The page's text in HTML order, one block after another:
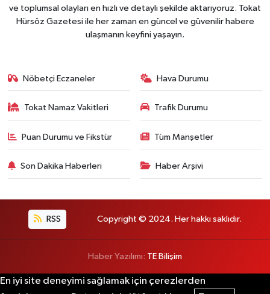
ve toplumsal olayları en hızlı ve detaylı şekilde aktarıyoruz. Tokat
Hürsöz Gazetesi ile her zaman en güncel ve güvenilir habere
ulaşmanın keyfini yaşayın.
Nöbetçi Eczaneler Hava Durumu
Tokat Namaz Vakitleri Trafik Durumu
Puan Durumu ve Fikstür Tüm Manşetler
Son Dakika Haberleri Haber Arşivi
RSS Copyright © 2024. Her hakkı saklıdır.
Haber Yazılımı: TE Bilişim
En iyi site deneyimi sağlamak için çerezlerden